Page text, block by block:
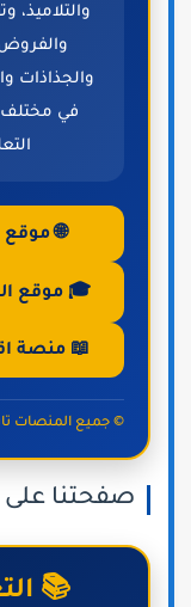
والتلاميذ،
والفروض
والجذاذات
في مختلف
🌐 موقع
🎓 موقع
📖 منصة
© جميع المنصات
صفحتنا
📚